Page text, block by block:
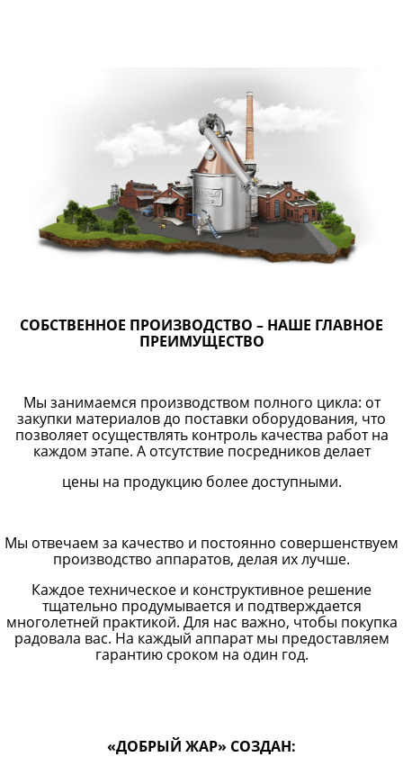
СОБСТВЕННОЕ ПРОИЗВОДСТВО – НАШЕ ГЛАВНОЕ
ПРЕИМУЩЕСТВО
Мы занимаемся производством полного цикла: от
закупки материалов до поставки оборудования, что
позволяет осуществлять контроль качества работ на
каждом этапе. А отсутствие посредников делает
цены на продукцию более доступными.
Мы отвечаем за качество и постоянно совершенствуем
производство аппаратов, делая их лучше.
Каждое техническое и конструктивное решение
тщательно продумывается и подтверждается
многолетней практикой. Для нас важно, чтобы покупка
радовала вас. На каждый аппарат мы предоставляем
гарантию сроком на один год.
«ДОБРЫЙ ЖАР» СОЗДАН: